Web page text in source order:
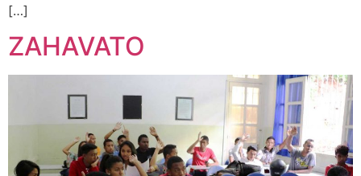
[…]
ZAHAVATO